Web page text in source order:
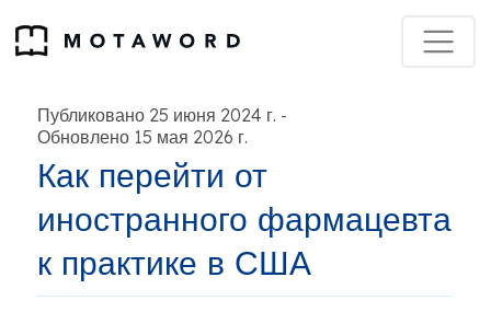
Публиковано 25 июня 2024 г. -
Обновлено 15 мая 2026 г.
Как перейти от
иностранного фармацевта
к практике в США